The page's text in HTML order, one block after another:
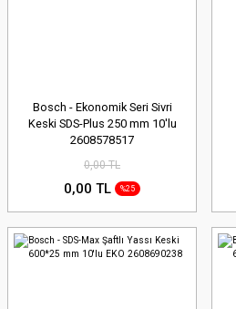
Bosch - Ekonomik Seri Sivri
Keski SDS-Plus 250 mm 10'lu
2608578517
0,00 TL
0,00 TL %25